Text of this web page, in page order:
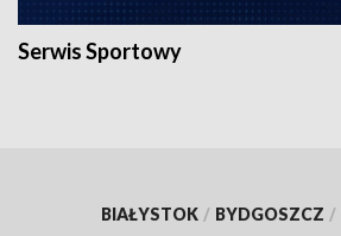
Serwis Sportowy
BIAŁYSTOK / BYDGOSZCZ /